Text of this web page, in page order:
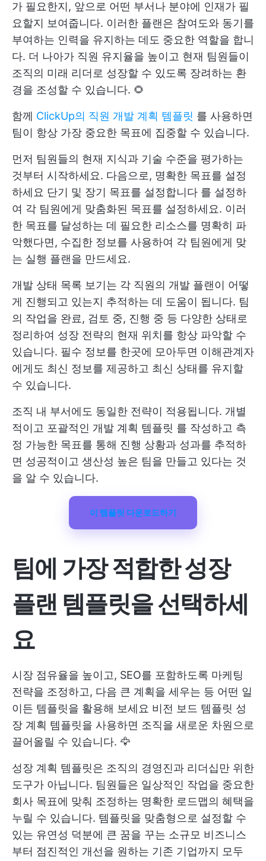
가 필요한지, 앞으로 어떤 부서나 분야에 인재가 필
요할지 보여줍니다. 이러한 플랜은 참여도와 동기를
부여하는 인력을 유지하는 데도 중요한 역할을 합니
다. 더 나아가 직원 유지율을 높이고 현재 팀원들이
조직의 미래 리더로 성장할 수 있도록 장려하는 환
경을 조성할 수 있습니다. 🌻
함께 ClickUp의 직원 개발 계획 템플릿 를 사용하면
팀이 항상 가장 중요한 목표에 집중할 수 있습니다.
먼저 팀원들의 현재 지식과 기술 수준을 평가하는
것부터 시작하세요. 다음으로, 명확한 목표를 설정
하세요 단기 및 장기 목표를 설정합니다 를 설정하
여 각 팀원에게 맞춤화된 목표를 설정하세요. 이러
한 목표를 달성하는 데 필요한 리소스를 명확히 파
악했다면, 수집한 정보를 사용하여 각 팀원에게 맞
는 실행 플랜을 만드세요.
개발 상태 목록 보기는 각 직원의 개발 플랜이 어떻
게 진행되고 있는지 추적하는 데 도움이 됩니다. 팀
의 작업을 완료, 검토 중, 진행 중 등 다양한 상태로
정리하여 성장 전략의 현재 위치를 항상 파악할 수
있습니다. 필수 정보를 한곳에 모아두면 이해관계자
에게도 최신 정보를 제공하고 최신 상태를 유지할
수 있습니다.
조직 내 부서에도 동일한 전략이 적용됩니다. 개별
적이고 포괄적인 개발 계획 템플릿 를 작성하고 측
정 가능한 목표를 통해 진행 상황과 성과를 추적하
면 성공적이고 생산성 높은 팀을 만들고 있다는 것
을 알 수 있습니다.
이 템플릿 다운로드하기
팀에 가장 적합한 성장
플랜 템플릿을 선택하세
요
시장 점유율을 높이고, SEO를 포함하도록 마케팅
전략을 조정하고, 다음 큰 계획을 세우는 등 어떤 일
이든 템플릿을 활용해 보세요 비전 보드 템플릿 성
장 계획 템플릿을 사용하면 조직을 새로운 차원으로
끌어올릴 수 있습니다. 🦅
성장 계획 템플릿은 조직의 경영진과 리더십만 위한
도구가 아닙니다. 팀원들은 일상적인 작업을 중요한
회사 목표에 맞춰 조정하는 명확한 로드맵의 혜택을
누릴 수 있습니다. 템플릿을 맞춤형으로 설정할 수
있는 유연성 덕분에 큰 꿈을 꾸는 소규모 비즈니스
부터 점진적인 개선을 원하는 기존 기업까지 모두